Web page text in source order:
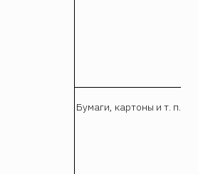
Бумаги, картоны и т. п.